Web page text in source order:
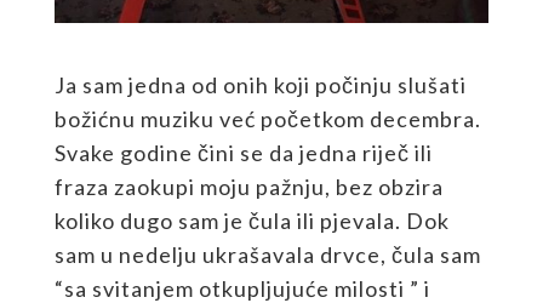
Ja sam jedna od onih koji počinju slušati
božićnu muziku već početkom decembra.
Svake godine čini se da jedna riječ ili
fraza zaokupi moju pažnju, bez obzira
koliko dugo sam je čula ili pjevala. Dok
sam u nedelju ukrašavala drvce, čula sam
“sa svitanjem otkupljujuće milosti ” i